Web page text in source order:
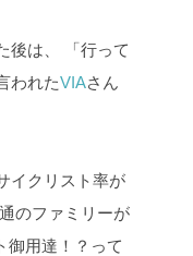
は、
「行って
われたVIAさん
イクリスト率が
のファミリーが
御用達！？って